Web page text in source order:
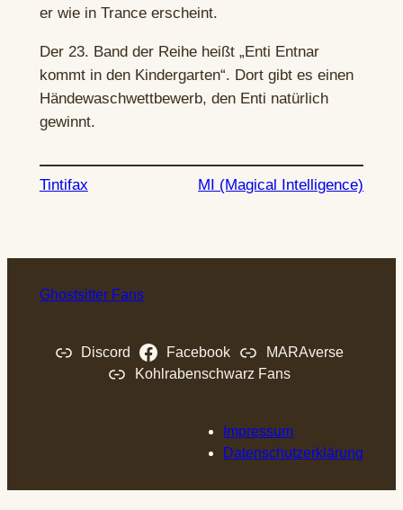
er wie in Trance erscheint.
Der 23. Band der Reihe heißt „Enti Entnar
kommt in den Kindergarten“. Dort gibt es einen
Händewaschwettbewerb, den Enti natürlich
gewinnt.
Tintifax MI (Magical Intelligence)
Ghostsitter Fans
Discord Facebook
MARAverse
Kohlrabenschwarz Fans
Impressum
Datenschutzerklärung